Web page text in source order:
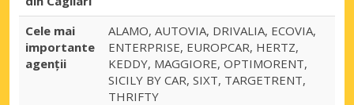
Cele mai
importante
agenții
ALAMO, AUTOVIA, DRIVALIA, ECOVIA,
ENTERPRISE, EUROPCAR, HERTZ,
KEDDY, MAGGIORE, OPTIMORENT,
SICILY BY CAR, SIXT, TARGETRENT,
THRIFTY